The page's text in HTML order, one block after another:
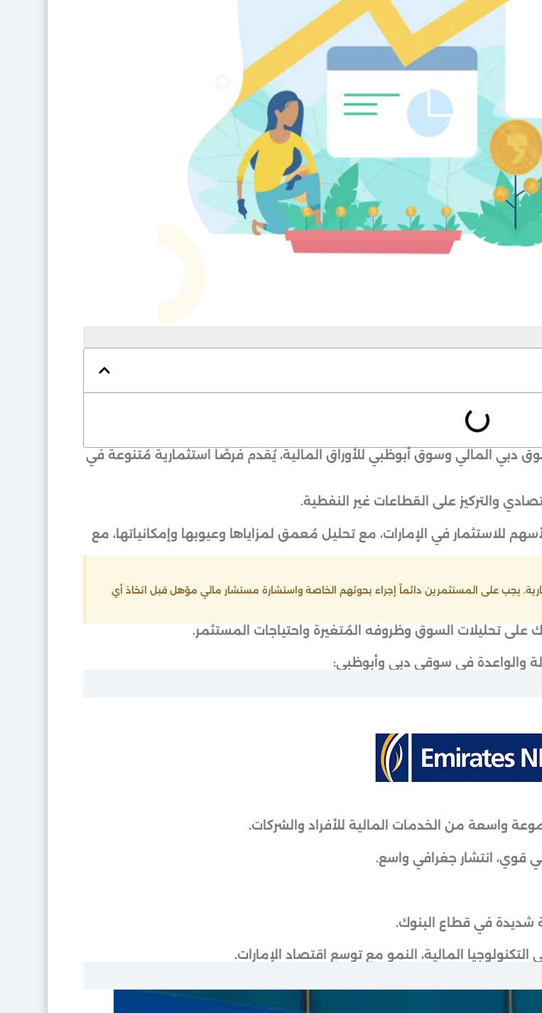
دبي المالي وسوق أبوظبي للأوراق المالية، يُقدم فرصًا استثمارية مُتنوعة في
والتركيز على القطاعات غير النفطية.
للاستثمار في الإمارات، مع تحليل مُعمق لمزاياها وعيوبها وإمكانياتها، مع
يجب على المستثمرين دائماً إجراء بحوثهم الخاصة واستشارة مستشار مالي مؤهل قبل اتخاذ أي
تحليلات السوق وظروفه المُتغيرة واحتياجات المستثمر.
والواعدة في سوقي دبي وأبوظبي:
واسعة من الخدمات المالية للأفراد والشركات.
قوي، انتشار جغرافي واسع.
شديدة في قطاع البنوك.
المالية، النمو مع توسع اقتصاد الإمارات.